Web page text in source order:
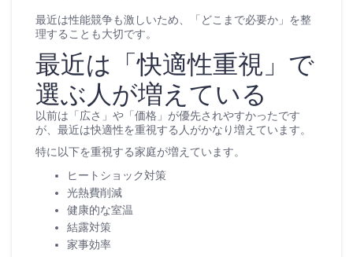
最近は性能競争も激しいため、「どこまで必要か」を整
理することも大切です。
最近は「快適性重視」で
選ぶ人が増えている
以前は「広さ」や「価格」が優先されやすかったです
が、最近は快適性を重視する人がかなり増えています。
特に以下を重視する家庭が増えています。
ヒートショック対策
光熱費削減
健康的な室温
結露対策
家事効率